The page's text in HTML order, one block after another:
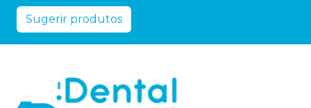
Sugerir produtos